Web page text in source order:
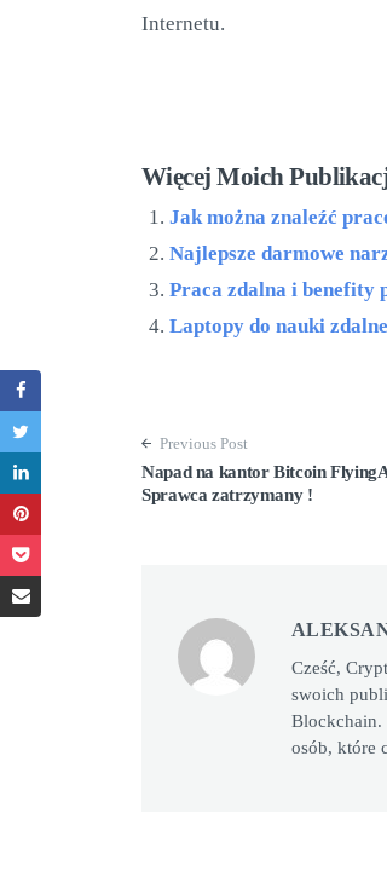
Internetu.
Więcej Moich
Jak można znaleźć
Najlepsze darmowe
Praca zdalna i benefity
Laptopy do nauki
Previous Post
Napad na kantor Bitcoin
Sprawca zatrzymany !
Cześć,
swoich
Blockchain.
osób, które